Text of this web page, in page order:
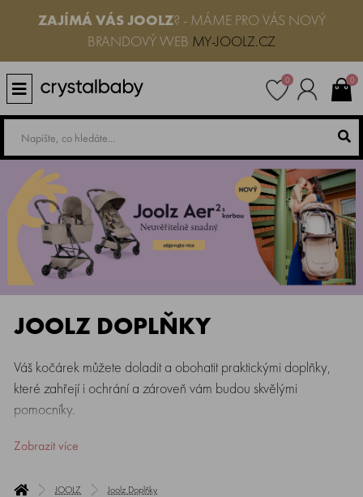
ZAJÍMÁ VÁS JOOLZ? - MÁME PRO VÁS NOVÝ
BRANDOVÝ WEB MY-JOOLZ.CZ
0 0
JOOLZ DOPLŇKY
Váš kočárek můžete doladit a obohatit praktickými doplňky,
které zahřejí i ochrání a zároveň vám budou skvělými
pomocníky.
Zobrazit více
JOOLZ Joolz Doplňky